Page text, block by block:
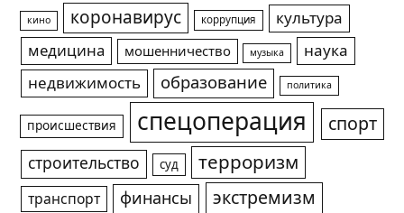
кино коронавирус коррупция
культура
медицина
мошенничество музыка
наука
недвижимость
образование политика
происшествия спецоперация спорт
строительство суд терроризм
транспорт финансы экстремизм